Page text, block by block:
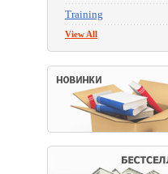
Training
View All